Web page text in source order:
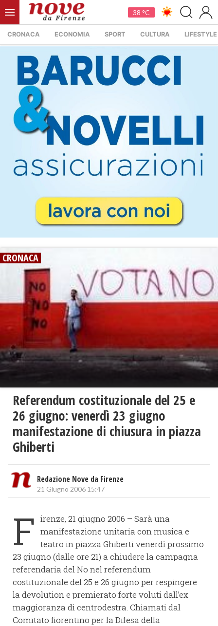
38 °C
CRONACA ECONOMIA SPORT CULTURA LIFESTYLE
CRONACA
Referendum costituzionale del 25 e
26 giugno: venerdì 23 giugno
manifestazione di chiusura in piazza
Ghiberti
Redazione Nove da Firenze
21 Giugno 2006 15:47
F irenze, 21 giugno 2006 – Sarà una
manifestazione unitaria con musica e
teatro in piazza Ghiberti venerdì prossimo
23 giugno (dalle ore 21) a chiudere la campagna
referendaria del No nel referendum
costituzionale del 25 e 26 giugno per respingere
la devolution e premierato forte voluti dall’ex
maggioranza di centrodestra. Chiamati dal
Comitato fiorentino per la Difesa della